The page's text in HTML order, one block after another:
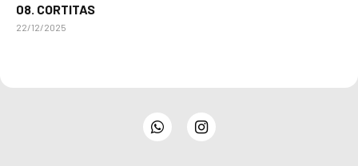
08. CORTITAS
22/12/2025
WhatsAppInstagram